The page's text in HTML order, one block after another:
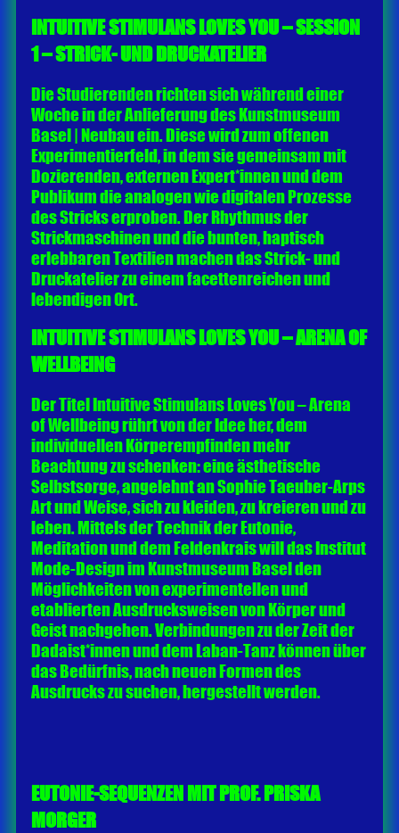
INTUITIVE STIMULANS LOVES YOU – SESSION
1 – STRICK- UND DRUCKATELIER
Die Studierenden richten sich während einer
Woche in der Anlieferung des Kunstmuseum
Basel | Neubau ein. Diese wird zum offenen
Experimentierfeld, in dem sie gemeinsam mit
Dozierenden, externen Expert*innen und dem
Publikum die analogen wie digitalen Prozesse
des Stricks erproben. Der Rhythmus der
Strickmaschinen und die bunten, haptisch
erlebbaren Textilien machen das Strick- und
Druckatelier zu einem facettenreichen und
lebendigen Ort.
INTUITIVE STIMULANS LOVES YOU – ARENA OF
WELLBEING
Der Titel Intuitive Stimulans Loves You – Arena
of Wellbeing rührt von der Idee her, dem
individuellen Körperempfinden mehr
Beachtung zu schenken: eine ästhetische
Selbstsorge, angelehnt an Sophie Taeuber-Arps
Art und Weise, sich zu kleiden, zu kreieren und zu
leben. Mittels der Technik der Eutonie,
Meditation und dem Feldenkrais will das Institut
Mode-Design im Kunstmuseum Basel den
Möglichkeiten von experimentellen und
etablierten Ausdrucksweisen von Körper und
Geist nachgehen. Verbindungen zu der Zeit der
Dadaist*innen und dem Laban-Tanz können über
das Bedürfnis, nach neuen Formen des
Ausdrucks zu suchen, hergestellt werden.
EUTONIE-SEQUENZEN MIT PROF. PRISKA
MORGER